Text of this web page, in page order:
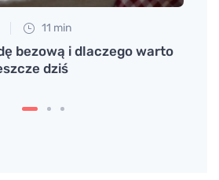
11 min
bezową i dlaczego warto
dziś